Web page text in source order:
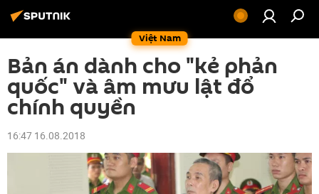
Việt Nam
Bản án dành cho "kẻ phản
quốc" và âm mưu lật đổ
chính quyền
16:47 16.08.2018